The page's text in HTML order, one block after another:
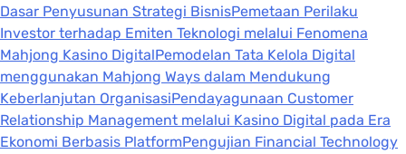
Dasar Penyusunan Strategi BisnisPemetaan Perilaku
Investor terhadap Emiten Teknologi melalui Fenomena
Mahjong Kasino DigitalPemodelan Tata Kelola Digital
menggunakan Mahjong Ways dalam Mendukung
Keberlanjutan OrganisasiPendayagunaan Customer
Relationship Management melalui Kasino Digital pada Era
Ekonomi Berbasis PlatformPengujian Financial Technology